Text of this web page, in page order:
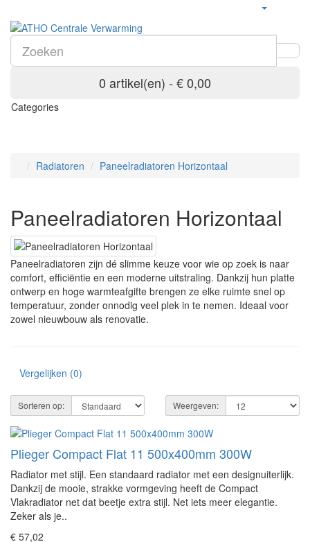
0 artikel(en) - € 0,00
Categories
Radiatoren Paneelradiatoren Horizontaal
Paneelradiatoren Horizontaal
Paneelradiatoren zijn dé slimme keuze voor wie op zoek is naar
comfort, efficiëntie en een moderne uitstraling. Dankzij hun platte
ontwerp en hoge warmteafgifte brengen ze elke ruimte snel op
temperatuur, zonder onnodig veel plek in te nemen. Ideaal voor
zowel nieuwbouw als renovatie.
Vergelijken (0)
Sorteren op: Weergeven:
Plieger Compact Flat 11 500x400mm 300W
Radiator met stijl. Een standaard radiator met een designuiterlijk.
Dankzij de mooie, strakke vormgeving heeft de Compact
Vlakradiator net dat beetje extra stijl. Net iets meer elegantie.
Zeker als je..
€ 57,02